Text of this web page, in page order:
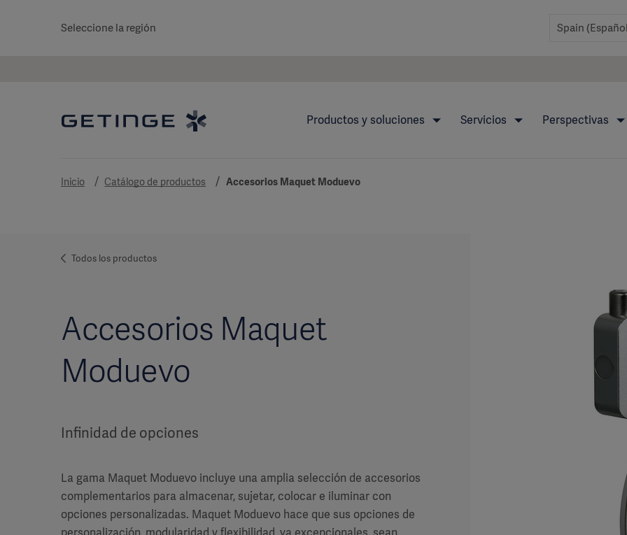
Seleccione la región
Productos y soluciones Servicios Perspectivas
Inicio Catálogo de productos Accesorios Maquet Moduevo
Todos los productos
Accesorios Maquet
Moduevo
Infinidad de opciones
La gama Maquet Moduevo incluye una amplia selección de accesorios
complementarios para almacenar, sujetar, colocar e iluminar con
opciones personalizadas. Maquet Moduevo hace que sus opciones de